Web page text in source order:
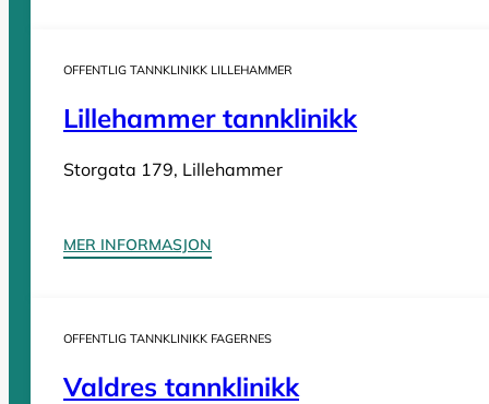
OFFENTLIG TANNKLINIKK LILLEHAMMER
Lillehammer tannklinikk
Storgata 179, Lillehammer
MER INFORMASJON
OFFENTLIG TANNKLINIKK FAGERNES
Valdres tannklinikk
Tannleger Finnmark
Tannleger Norge